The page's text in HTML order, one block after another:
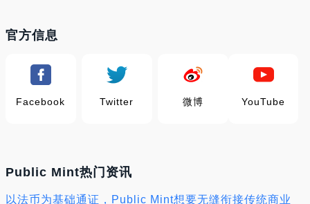
官方信息
Facebook Twitter 微博 YouTube
Public Mint热门资讯
以法币为基础通证，Public Mint想要无缝衔接传统商业